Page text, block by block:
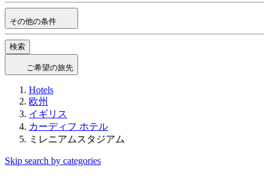
その他の条件
検索
ご希望の旅先
Hotels
欧州
イギリス
カーディフ ホテル
ミレニアムスタジアム
Skip search by categories